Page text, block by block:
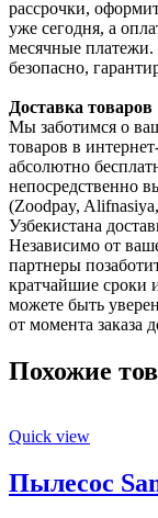
рассрочки,
уже сегодня, а
месячные платежи.
безопасно,
Доставка товаров
Мы заботимся о
товаров в
абсолютно
непосредственно
(Zoodpay,
Узбекистана
Независимо от
партнеры
кратчайшие сроки
можете быть
от момента заказа
Похожие
Quick view
Пылесос